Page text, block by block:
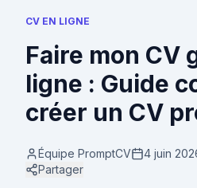
CV EN LIGNE
Faire mon CV
ligne : Guide
créer un CV
Équipe PromptCV 4 juin
Partager